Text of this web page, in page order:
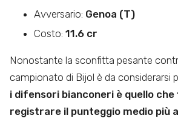
Avversario: Genoa (T)
Costo: 11.6 cr
Nonostante la sconfitta pesante
campionato di Bijol è da considerarsi
i difensori bianconeri è quello
registrare il punteggio medio più